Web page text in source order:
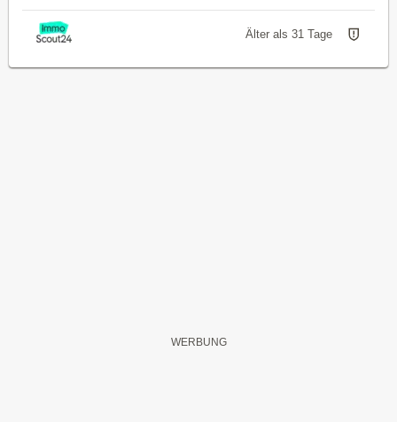
Älter als 31 Tage